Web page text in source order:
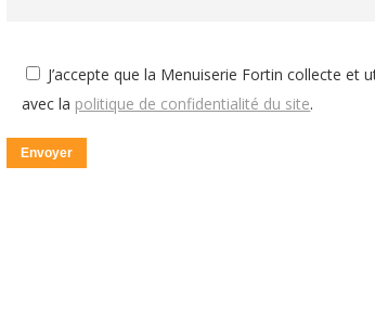
J’accepte que la Menuiserie Fortin collecte et
avec la politique de confidentialité du site.